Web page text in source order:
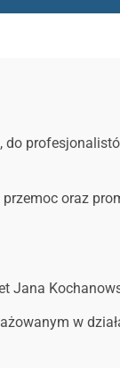
oraz
Jana
w